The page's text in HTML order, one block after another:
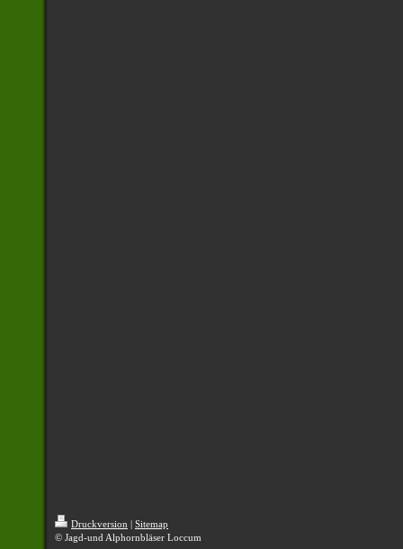
Druckversion | Sitemap
© Jagd-und Alphornbläser Loccum